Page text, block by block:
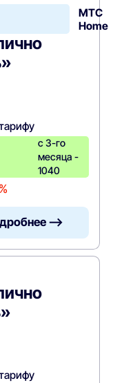
МТС
Home
с 3-го
месяца -
1040
—>